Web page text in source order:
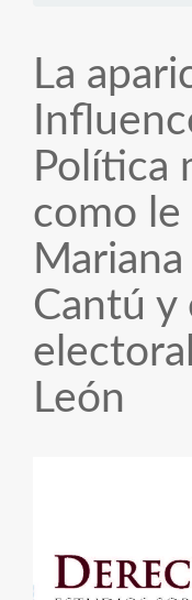
La
Política
como le
Cantú y
León
del
artículo